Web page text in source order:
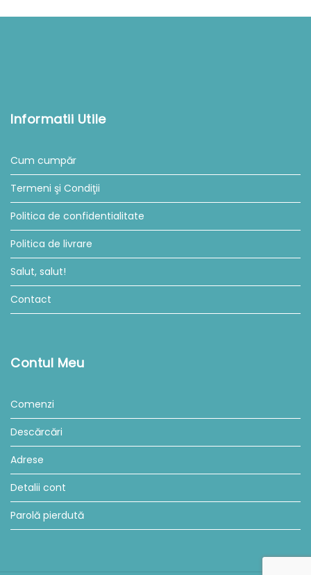
Informatii Utile
Cum cumpăr
Termeni şi Condiţii
Politica de confidentialitate
Politica de livrare
Salut, salut!
Contact
Contul Meu
Comenzi
Descărcări
Adrese
Detalii cont
Parolă pierdută